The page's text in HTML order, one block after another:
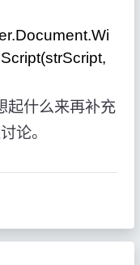
起什么来再补充
论。